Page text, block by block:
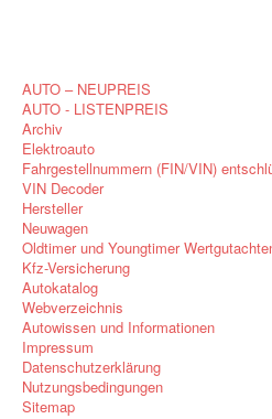
AUTO – NEUPREIS
AUTO - LISTENPREIS
Archiv
Elektroauto
Fahrgestellnummern (FIN/VIN)
VIN Decoder
Hersteller
Neuwagen
Oldtimer und Youngtimer
Kfz-Versicherung
Autokatalog
Webverzeichnis
Autowissen und Informationen
Impressum
Datenschutzerklärung
Nutzungsbedingungen
Sitemap